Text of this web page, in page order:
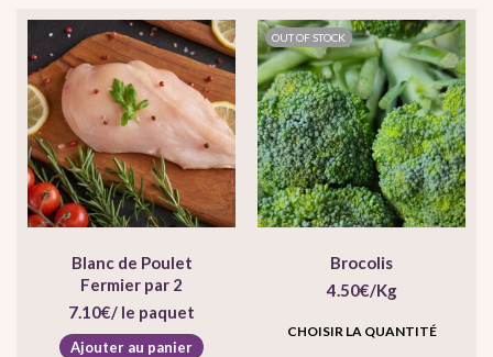
Blanc de Poulet
Fermier par 2
7.10€/ le paquet
Ajouter au panier
OUT OF STOCK
Brocolis
4.50€/Kg
CHOISIR LA QUANTITÉ